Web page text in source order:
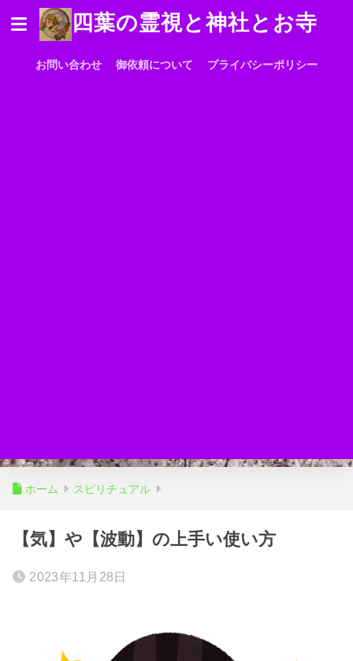
四葉の霊視と神社とお寺
お問い合わせ 御依頼について プライバシーポリシー
ホーム スピリチュアル
【気】や【波動】の上手い使い方
2023年11月28日